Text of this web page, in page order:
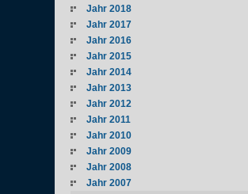
Jahr 2018
Jahr 2017
Jahr 2016
Jahr 2015
Jahr 2014
Jahr 2013
Jahr 2012
Jahr 2011
Jahr 2010
Jahr 2009
Jahr 2008
Jahr 2007